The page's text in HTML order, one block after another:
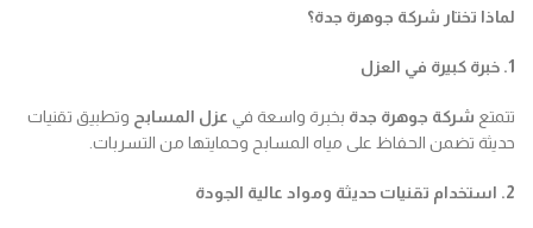
لماذا تختار شركة جوهرة جدة؟
1. خبرة كبيرة في العزل
تتمتع شركة جوهرة جدة بخبرة واسعة في عزل المسابح وتطبيق تقنيات
حديثة تضمن الحفاظ على مياه المسابح وحمايتها من التسربات.
2. استخدام تقنيات حديثة ومواد عالية الجودة